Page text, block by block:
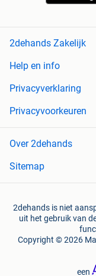
2dehands Zakelijk
Help en info
Privacyverklaring
Privacyvoorkeuren
Over 2dehands
Sitemap
2dehands is niet
uit het gebruik van
Copyright © 2026
een